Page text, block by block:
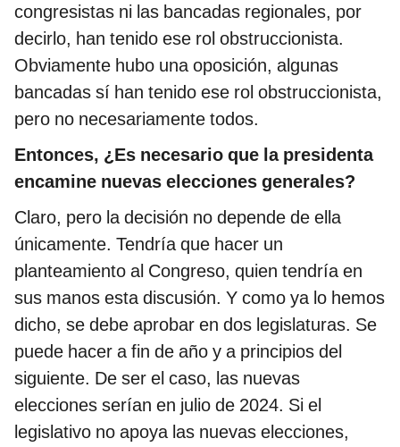
congresistas ni las bancadas regionales, por
decirlo, han tenido ese rol obstruccionista.
Obviamente hubo una oposición, algunas
bancadas sí han tenido ese rol obstruccionista,
pero no necesariamente todos.
Entonces, ¿Es necesario que la presidenta
encamine nuevas elecciones generales?
Claro, pero la decisión no depende de ella
únicamente. Tendría que hacer un
planteamiento al Congreso, quien tendría en
sus manos esta discusión. Y como ya lo hemos
dicho, se debe aprobar en dos legislaturas. Se
puede hacer a fin de año y a principios del
siguiente. De ser el caso, las nuevas
elecciones serían en julio de 2024. Si el
legislativo no apoya las nuevas elecciones,